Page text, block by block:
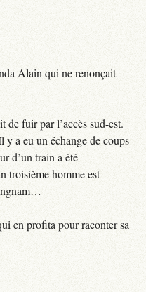
Alain qui ne renonçait
de fuir par l’accès sud-est.
y a eu un échange de coups
d’un train a été
troisième homme est
en profita pour raconter sa